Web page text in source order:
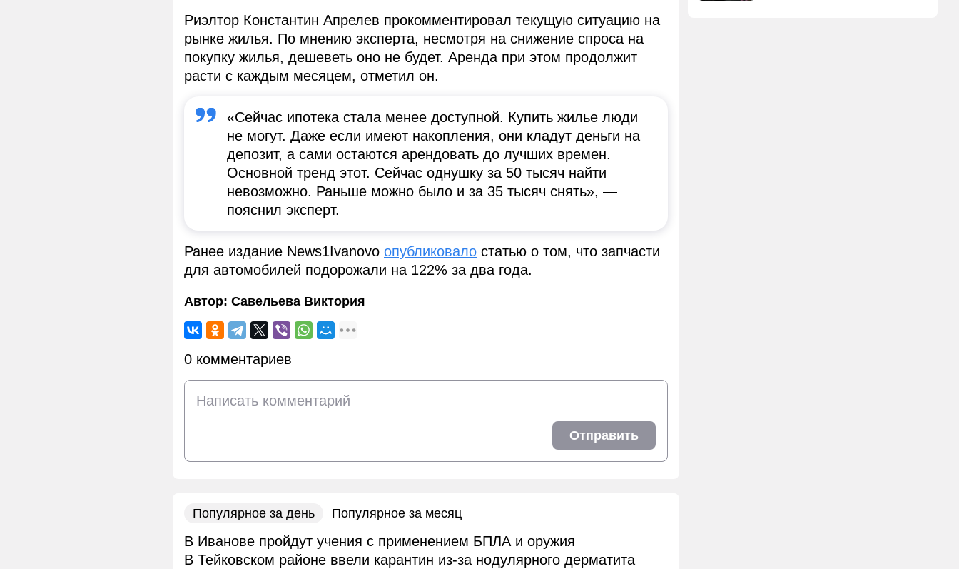
Риэлтор Константин Апрелев прокомментировал текущую ситуацию на
рынке жилья. По мнению эксперта, несмотря на снижение спроса на
покупку жилья, дешеветь оно не будет. Аренда при этом продолжит
расти с каждым месяцем, отметил он.
«Сейчас ипотека стала менее доступной. Купить жилье люди
не могут. Даже если имеют накопления, они кладут деньги на
депозит, а сами остаются арендовать до лучших времен.
Основной тренд этот. Сейчас однушку за 50 тысяч найти
невозможно. Раньше можно было и за 35 тысяч снять», —
пояснил эксперт.
Ранее издание News1Ivanovo опубликовало статью о том, что запчасти
для автомобилей подорожали на 122% за два года.
Автор: Савельева Виктория
0 комментариев
Отправить
Популярное за день Популярное за месяц
В Иванове пройдут учения с применением БПЛА и оружия
В Тейковском районе ввели карантин из-за нодулярного дерматита